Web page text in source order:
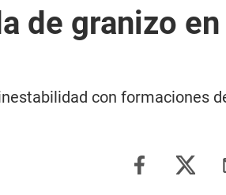
de granizo
con formaciones